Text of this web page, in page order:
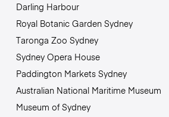
Darling Harbour
Royal Botanic Garden Sydney
Taronga Zoo Sydney
Sydney Opera House
Paddington Markets Sydney
Australian National Maritime Museum
Museum of Sydney